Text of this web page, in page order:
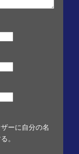
ーに自分の名
。